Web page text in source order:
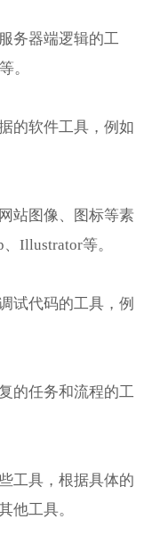
务器端逻辑的工
。
的软件工具，例如
站图像、图标等素
Illustrator等。
试代码的工具，例
的任务和流程的工
工具，根据具体的
他工具。